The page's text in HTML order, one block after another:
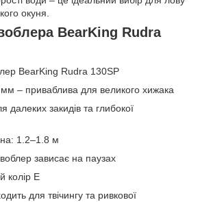
окуня.
BearKing Rudra
BearKing Rudra 130SP
– приваблива для великого хижака
далеких закидів та глибокої
1.2–1.8 м
зависає на паузах
колір E
для твічингу та ривкової